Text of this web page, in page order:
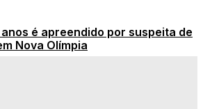
é apreendido por suspeita de
Nova Olímpia